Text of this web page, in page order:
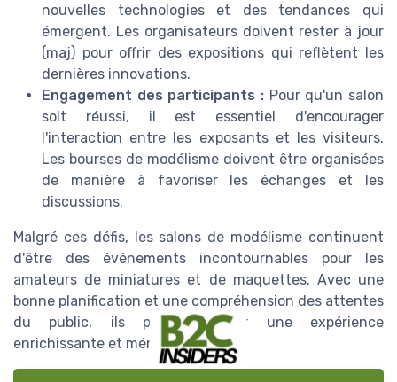
nouvelles technologies et des tendances qui
émergent. Les organisateurs doivent rester à jour
(maj) pour offrir des expositions qui reflètent les
dernières innovations.
Engagement des participants : Pour qu'un salon
soit réussi, il est essentiel d'encourager
l'interaction entre les exposants et les visiteurs.
Les bourses de modélisme doivent être organisées
de manière à favoriser les échanges et les
discussions.
Malgré ces défis, les salons de modélisme continuent
d'être des événements incontournables pour les
amateurs de miniatures et de maquettes. Avec une
bonne planification et une compréhension des attentes
du public, ils peuvent offrir une expérience
enrichissante et mémorable.